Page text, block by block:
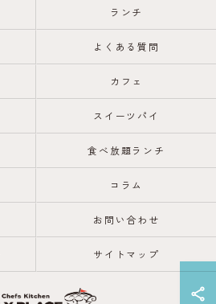
ランチ
よくある質問
カフェ
スイーツパイ
食べ放題ランチ
コラム
お問い合わせ
サイトマップ